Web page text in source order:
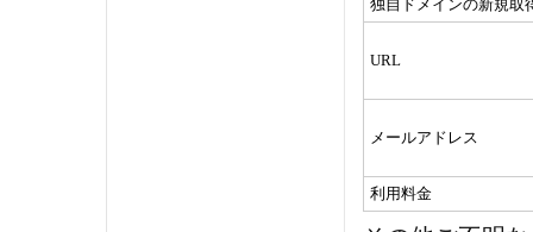
独自ドメインの新規取
URL
メールアドレス
利用料金